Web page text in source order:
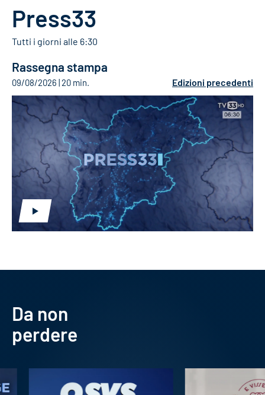
Press33
Tutti i giorni alle 6:30
Rassegna stampa
09/08/2026 20 min. Edizioni precedenti
Da non
perdere